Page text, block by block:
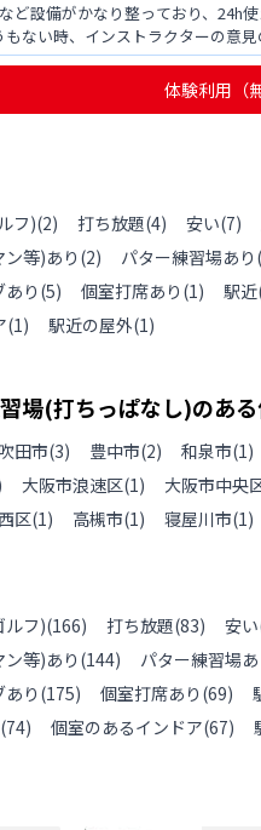
なり整っており、24h使える点も踏まえて、か
インストラクターの意見の元練習したら、すぐ
体験利用（
フ)(2) 打ち放題(4) 安い(7)
等)あり (2) パター練習場あり (
り(5) 個室打席あり (1) 駅近
(1) 駅近の屋外(1)
場(打ちっぱなし)のある
田市(3) 豊中市(2) 和泉市(1)
大阪市浪速区(1) 大阪市中央
西区(1) 高槻市(1) 寝屋川市(1)
ルフ)(166) 打ち放題(83) 安い
等)あり (144) パター練習場あ
り(175) 個室打席あり (69)
(74) 個室のあるインドア(67)